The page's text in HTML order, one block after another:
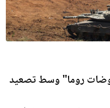
روما" وسط تصعيد